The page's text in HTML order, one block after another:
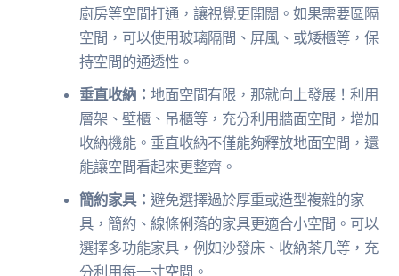
廚房等空間打通，讓視覺更開闊。如果需要區隔
空間，可以使用玻璃隔間、屏風、或矮櫃等，保
持空間的通透性。
垂直收納：地面空間有限，那就向上發展！利用
層架、壁櫃、吊櫃等，充分利用牆面空間，增加
收納機能。垂直收納不僅能夠釋放地面空間，還
能讓空間看起來更整齊。
簡約家具：避免選擇過於厚重或造型複雜的家
具，簡約、線條俐落的家具更適合小空間。可以
選擇多功能家具，例如沙發床、收納茶几等，充
分利用每一寸空間。